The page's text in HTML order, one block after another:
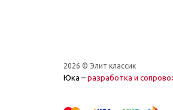
2026 © Элит классик
Юка – разработка и